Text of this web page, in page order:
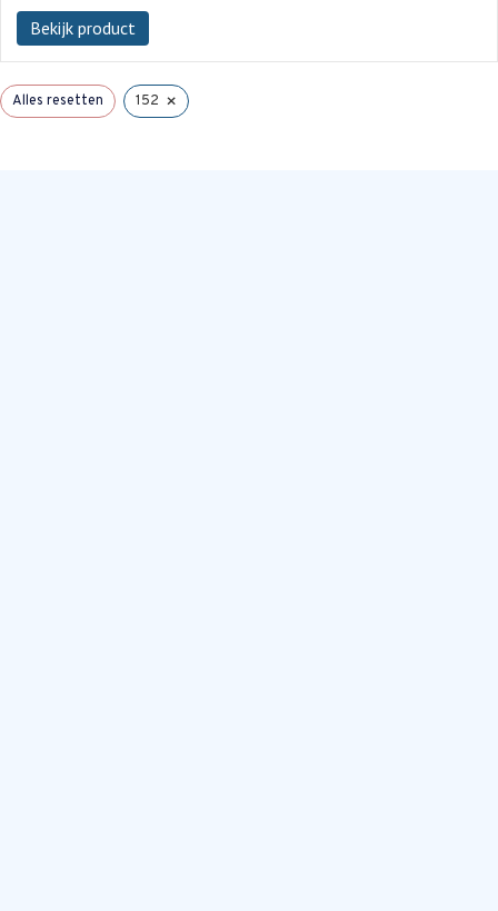
Bekijk product
Alles resetten 152 ×